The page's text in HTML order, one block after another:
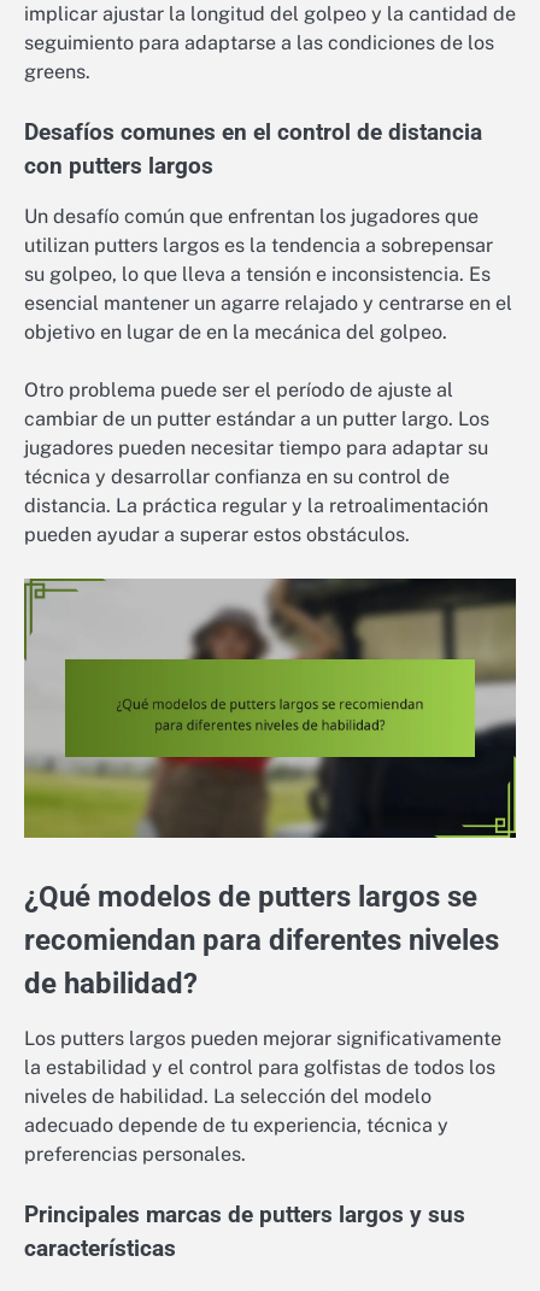
implicar ajustar la longitud del golpeo y la cantidad de
seguimiento para adaptarse a las condiciones de los
greens.
Desafíos comunes en el control de distancia
con putters largos
Un desafío común que enfrentan los jugadores que
utilizan putters largos es la tendencia a sobrepensar
su golpeo, lo que lleva a tensión e inconsistencia. Es
esencial mantener un agarre relajado y centrarse en el
objetivo en lugar de en la mecánica del golpeo.
Otro problema puede ser el período de ajuste al
cambiar de un putter estándar a un putter largo. Los
jugadores pueden necesitar tiempo para adaptar su
técnica y desarrollar confianza en su control de
distancia. La práctica regular y la retroalimentación
pueden ayudar a superar estos obstáculos.
¿Qué modelos de putters largos se
recomiendan para diferentes niveles
de habilidad?
Los putters largos pueden mejorar significativamente
la estabilidad y el control para golfistas de todos los
niveles de habilidad. La selección del modelo
adecuado depende de tu experiencia, técnica y
preferencias personales.
Principales marcas de putters largos y sus
características